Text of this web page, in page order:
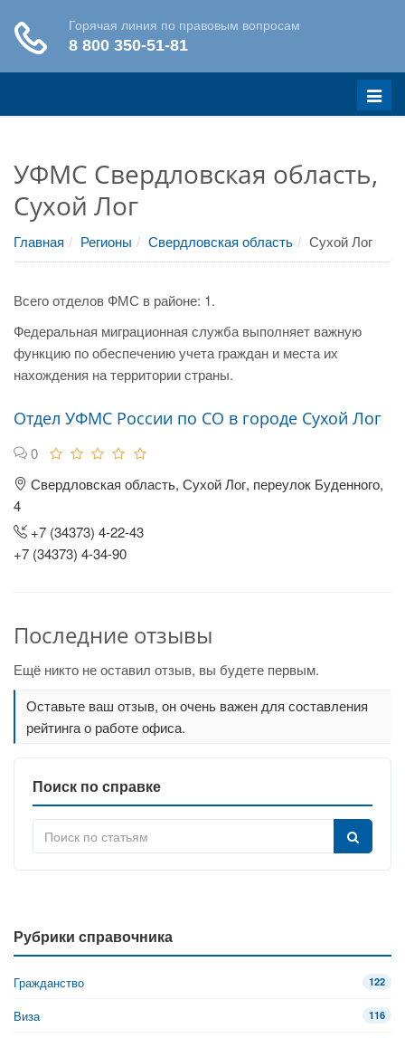
Меню
УФМС Свердловская область,
Сухой Лог
Главная Регионы Свердловская область Сухой Лог
Всего отделов ФМС в районе: 1.
Федеральная миграционная служба выполняет важную
функцию по обеспечению учета граждан и места их
нахождения на территории страны.
Отдел УФМС России по СО в городе Сухой Лог
0
Свердловская область, Сухой Лог, переулок Буденного,
4
+7 (34373) 4-22-43
+7 (34373) 4-34-90
Последние отзывы
Ещё никто не оставил отзыв, вы будете первым.
Оставьте ваш отзыв, он очень важен для составления
рейтинга о работе офиса.
Поиск по справке
Рубрики справочника
Гражданство 122
Виза 116